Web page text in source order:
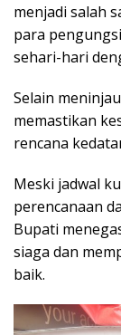
menjadi salah
para
sehari-hari
Selain
memastikan
rencana
Meski jadwal
perencanaan
Bupati
siaga dan
baik.